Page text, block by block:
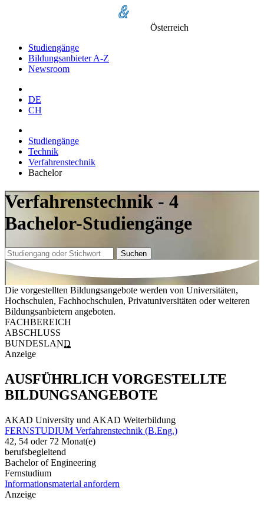
Österreich
Studiengänge
Bildungsanbieter A-Z
Newsroom
DE
CH
Studiengänge
Technik
Verfahrenstechnik
Bachelor
Verfahrenstechnik - 4
Bachelor-Studiengänge
Suchen
Die vorgestellten Bildungsangebote werden von Universitäten,
Hochschulen, Fachhochschulen, Privatuniversitäten oder weiteren
Bildungsanbietern angeboten.
FACHBEREICH
ABSCHLUSS
BUNDESLAND
Anzeige
AUSFÜHRLICH VORGESTELLTE
BILDUNGSANGEBOTE
AKAD University und AKAD Weiterbildung
FERNSTUDIUM Verfahrenstechnik (B.Eng.)
42, 54 oder 72 Monat(e)
berufsbegleitend
Bachelor of Engineering
Fernstudium
Informationsmaterial anfordern
Anzeige